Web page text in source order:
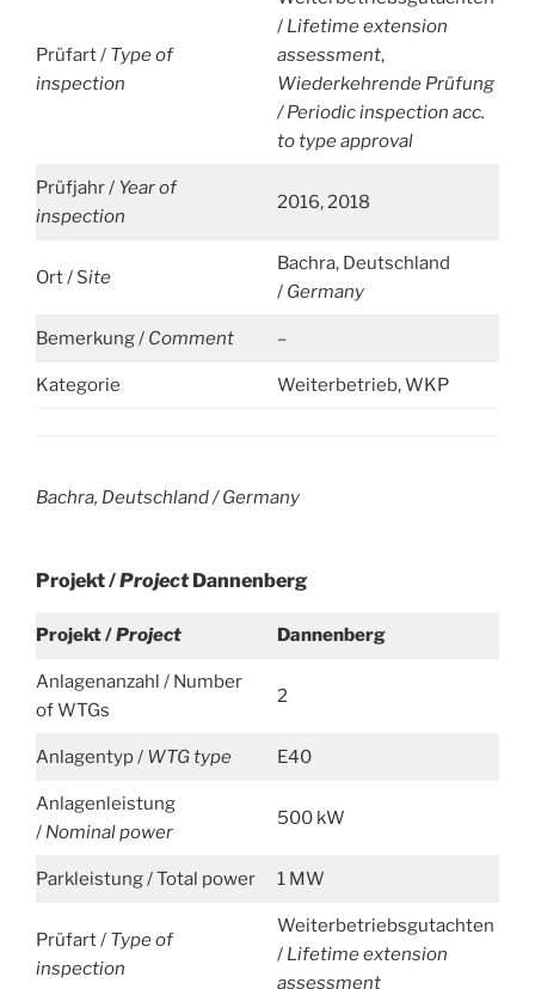
Prüfart / Type of
inspection
/ Lifetime extension
assessment,
Wiederkehrende Prüfung
/ Periodic inspection acc.
to type approval
Prüfjahr / Year of
inspection
2016, 2018
Ort / Site
Bachra, Deutschland
/Germany
Bemerkung / Comment –
Kategorie Weiterbetrieb, WKP
Bachra, Deutschland /Germany
Projekt /ProjectDannenberg
Projekt /Project Dannenberg
Anlagenanzahl / Number
of WTGs
2
Anlagentyp / WTG type E40
Anlagenleistung
/ Nominal power
500 kW
Parkleistung / Total power 1 MW
Prüfart / Type of
inspection
Weiterbetriebsgutachten
/ Lifetime extension
assessment